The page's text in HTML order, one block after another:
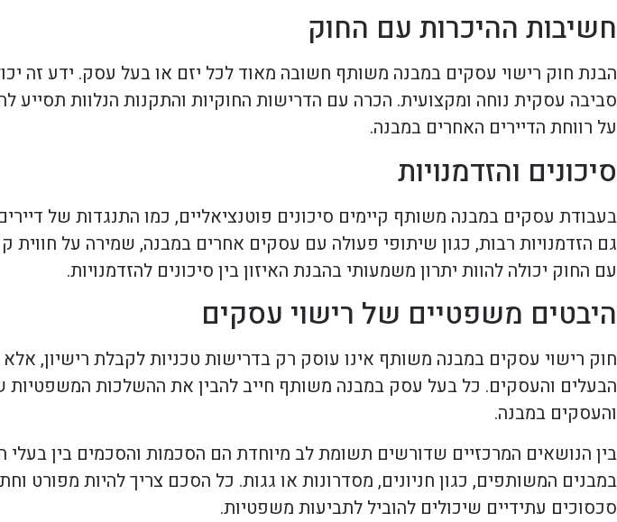
חשיבות ההיכרות עם החוק
הבנת חוק רישוי עסקים במבנה משותף חשובה מאוד לכל יזם או בעל עסק. ידע זה
סביבה עסקית נוחה ומקצועית. הכרה עם הדרישות החוקיות והתקנות הנלוות
על רווחת הדיירים האחרים במבנה.
סיכונים והזדמנויות
בעבודת עסקים במבנה משותף קיימים סיכונים פוטנציאליים, כמו התנגדות של
גם הזדמנויות רבות, כגון שיתופי פעולה עם עסקים אחרים במבנה, שמירה על חווית
עם החוק יכולה להוות יתרון משמעותי בהבנת האיזון בין סיכונים להזדמנויות.
היבטים משפטיים של רישוי עסקים
חוק רישוי עסקים במבנה משותף אינו עוסק רק בדרישות טכניות לקבלת רישיון,
הבעלים והעסקים. כל בעל עסק במבנה משותף חייב להבין את ההשלכות המשפטיות
והעסקים במבנה.
בין הנושאים המרכזיים שדורשים תשומת לב מיוחדת הם הסכמות והסכמים בין
במבנים המשותפים, כגון חניונים, מסדרונות או גגות. כל הסכם צריך להיות מפורט
סכסוכים עתידיים שיכולים להוביל לתביעות משפטיות.